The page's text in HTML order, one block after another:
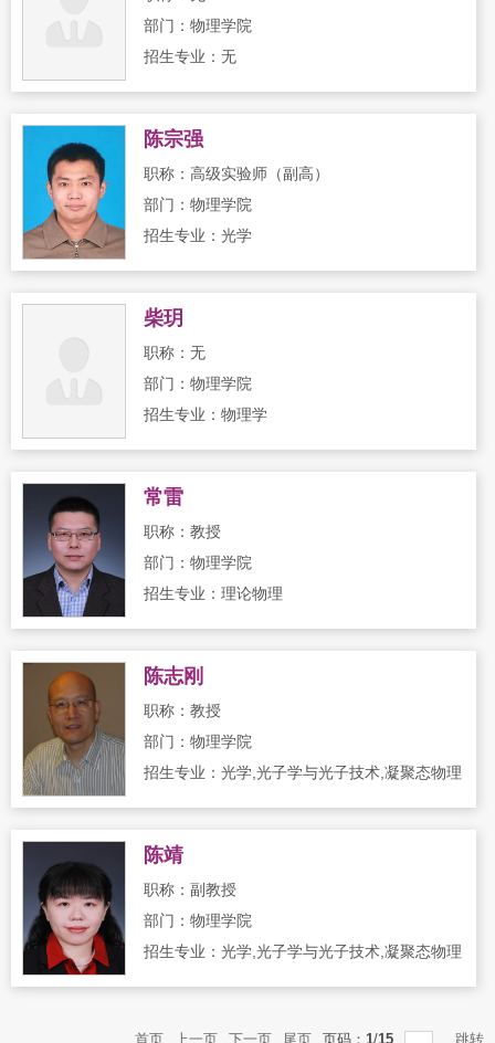
部门：物理学院
招生专业：无
陈宗强
职称：高级实验师（副高）
部门：物理学院
招生专业：光学
柴玥
职称：无
部门：物理学院
招生专业：物理学
常雷
职称：教授
部门：物理学院
招生专业：理论物理
陈志刚
职称：教授
部门：物理学院
招生专业：光学,光子学与光子技术,凝聚态物理
陈靖
职称：副教授
部门：物理学院
招生专业：光学,光子学与光子技术,凝聚态物理
首页 上一页 下一页 尾页 页码： 1/15 跳转